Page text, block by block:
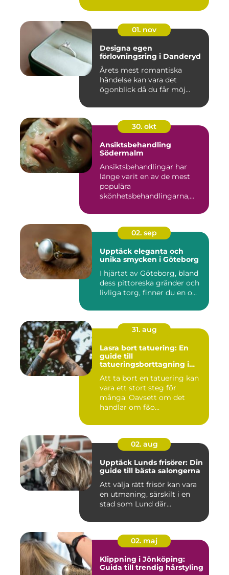
01. nov
Designa egen
förlovningsring i Danderyd
Årets mest romantiska
händelse kan vara det
ögonblick då du får möj...
30. okt
Ansiktsbehandling
Södermalm
Ansiktsbehandlingar har
länge varit en av de mest
populära
skönhetsbehandlingarna,
02. sep
Upptäck eleganta och
unika smycken i Göteborg
I hjärtat av Göteborg, bland
dess pittoreska gränder och
livliga torg, finner du en o...
31. aug
Lasra bort tatuering: En
guide till
tatueringsborttagning i
Att ta bort en tatuering kan
vara ett stort steg för
många. Oavsett om det
handlar om f&o...
02. aug
Upptäck Lunds frisörer: Din
guide till bästa salongerna
Att välja rätt frisör kan vara
en utmaning, särskilt i en
stad som Lund där...
02. maj
Klippning i Jönköping:
Guida till trendig hårstyling